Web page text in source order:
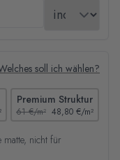
soll ich wählen?
Premium Struktur
61 €/m² 48,80 €/m²
matte, nicht für